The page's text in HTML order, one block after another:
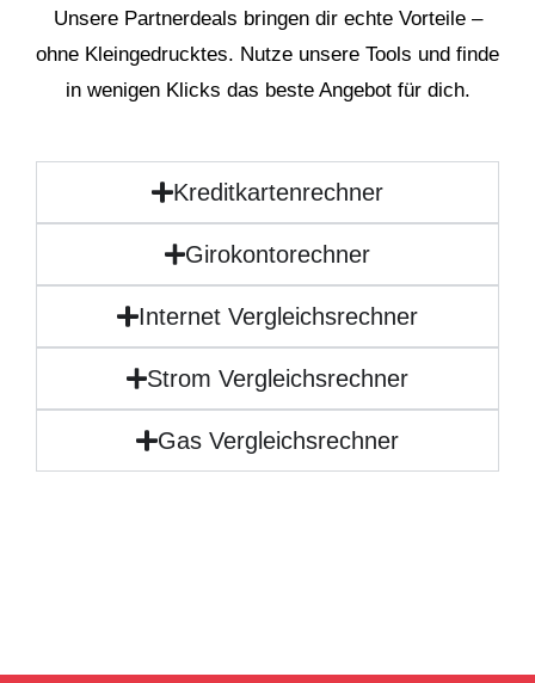
Unsere Partnerdeals bringen dir echte Vorteile –
ohne Kleingedrucktes. Nutze unsere Tools und finde
in wenigen Klicks das beste Angebot für dich.
Kreditkartenrechner
Girokontorechner
Internet Vergleichsrechner
Strom Vergleichsrechner
Gas Vergleichsrechner